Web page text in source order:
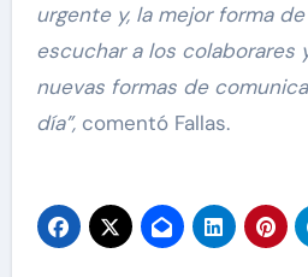
urgente y, la mejor forma
escuchar a los colaborares
nuevas formas de
día”,comentó Fallas.